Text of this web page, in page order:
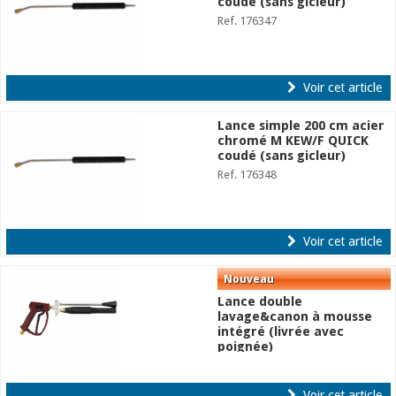
Ref. 176347
Voir cet article
Lance simple 200 cm acier
chromé M KEW/F QUICK
coudé (sans gicleur)
Ref. 176348
Voir cet article
Lance double
lavage&canon à mousse
intégré (livrée avec
poignée)